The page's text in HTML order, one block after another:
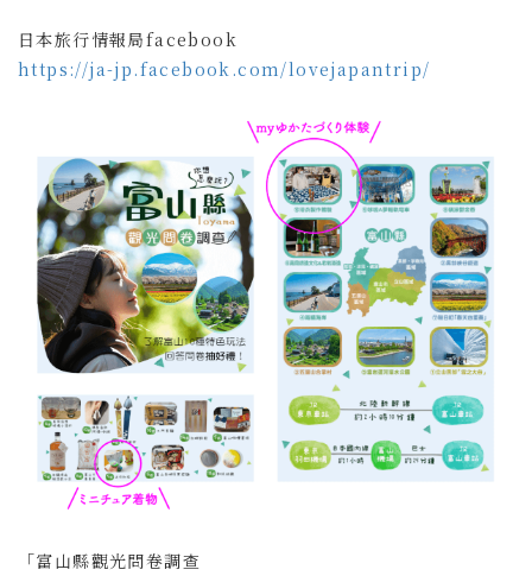
日本旅行情報局facebook
https://ja-jp.facebook.com/lovejapantrip/
「富山縣觀光問卷調查